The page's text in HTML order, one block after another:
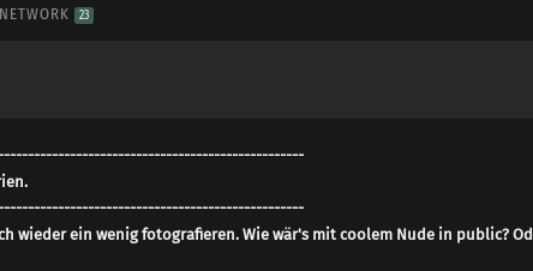
NETWORK 23
wieder ein wenig fotografieren. Wie wär's mit coolem Nude in public?